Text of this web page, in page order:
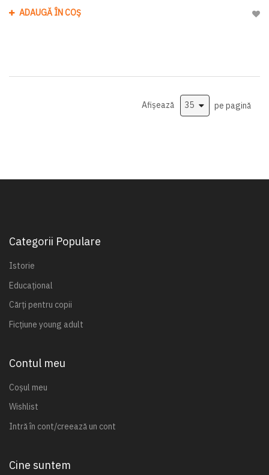
ADAUGĂ ÎN COȘ
Afișează pe pagină
Categorii Populare
Istorie
Educațional
Cărți pentru copii
Ficțiune young adult
Contul meu
Coșul meu
Wishlist
Intră în cont/creează un cont
Cine suntem